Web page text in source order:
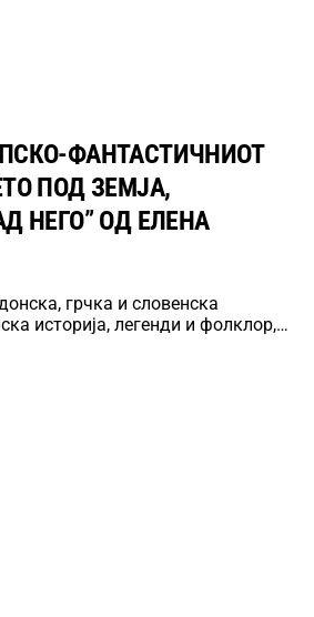
ФАНТАСТИЧНИОТ
ПОД ЗЕМЈА,
НЕГО” ОД ЕЛЕНА
грчка и словенска
историја, легенди и фолклор,…